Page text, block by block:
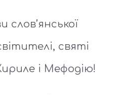
слов’янської
святі
і Мефодію!